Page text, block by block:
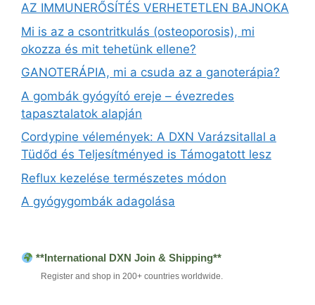
AZ IMMUNERŐSÍTÉS VERHETETLEN BAJNOKA
Mi is az a csontritkulás (osteoporosis), mi
okozza és mit tehetünk ellene?
GANOTERÁPIA, mi a csuda az a ganoterápia?
A gombák gyógyító ereje – évezredes
tapasztalatok alapján
Cordypine vélemények: A DXN Varázsitallal a
Tüdőd és Teljesítményed is Támogatott lesz
Reflux kezelése természetes módon
A gyógygombák adagolása
**International DXN Join & Shipping**
Register and shop in 200+ countries worldwide.